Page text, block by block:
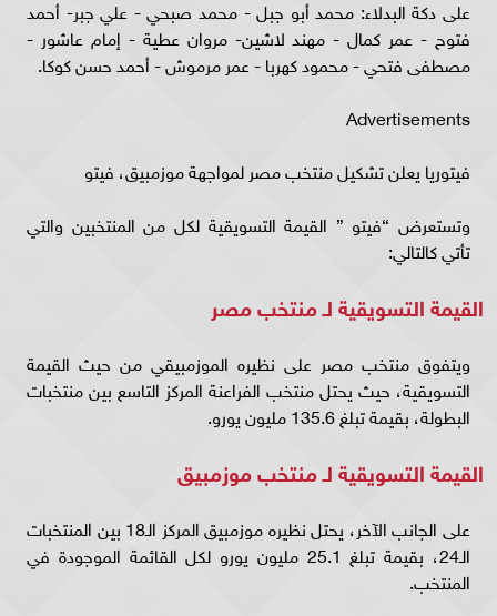
على دكة البدلاء: محمد أبو جبل - محمد صبحي - علي جبر- أحمد
فتوح - عمر كمال - مهند لاشين- مروان عطية - إمام عاشور -
مصطفى فتحي - محمود كهربا - عمر مرموش - أحمد حسن كوكا.
Advertisements
فيتوريا يعلن تشكيل منتخب مصر لمواجهة موزمبيق، فيتو
وتستعرض “فيتو ” القيمة التسويقية لكل من المنتخبين والتي
تأتي كالتالي:
القيمة التسويقية لـ منتخب مصر
ويتفوق منتخب مصر على نظيره الموزمبيقي من حيث القيمة
التسويقية، حيث يحتل منتخب الفراعنة المركز التاسع بين منتخبات
البطولة، بقيمة تبلغ 135.6 مليون يورو.
القيمة التسويقية لـ منتخب موزمبيق
على الجانب الآخر، يحتل نظيره موزمبيق المركز الـ18 بين المنتخبات
الـ24، بقيمة تبلغ 25.1 مليون يورو لكل القائمة الموجودة في
المنتخب.